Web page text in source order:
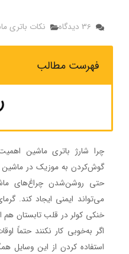
36 دیدگاه نکات باتری
فهرست مطالب
چرا شارژ باتری ماشین
گوش‌کردن به موزیک در
حتی روشن‌شدن چراغ‌های
می‌تواند ایمنی ایجاد کند.
خنکی کولر در قلب تابستان هم
اگر به‌خوبی کار نکنند حتماً
استفاده کردن از این وسایل